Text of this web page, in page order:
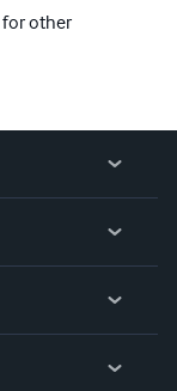
for other